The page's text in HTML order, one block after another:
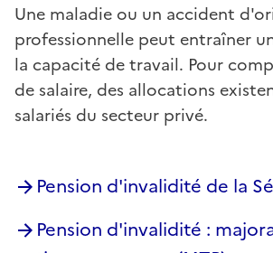
Une maladie ou un accident
professionnelle peut entraîner
la capacité de travail. Pour
de salaire, des allocations
salariés du secteur privé.
Pension d'invalidité de la
Pension d'invalidité :